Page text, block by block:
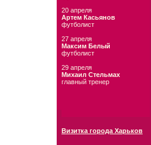
20 апреля
Артем Касьянов
футболист
27 апреля
Максим Белый
футболист
29 апреля
Михаил Стельмах
главный тренер
Визитка города Харьков